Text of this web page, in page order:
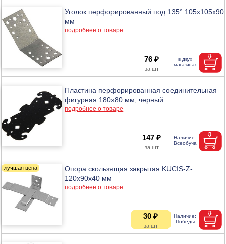
Уголок перфорированный под 135° 105х105х90
мм
подробнее о товаре
76 ₽
Пластина перфорированная соединительная
фигурная 180х80 мм, черный
подробнее о товаре
147 ₽
Опора скользящая закрытая KUCIS-Z-
120х90х40 мм
подробнее о товаре
30 ₽